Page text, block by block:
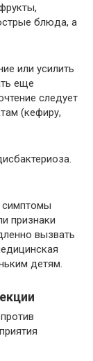
блюда, а
или усилить
еще
следует
(кефиру,
симптомы
признаки
вызвать
детям.